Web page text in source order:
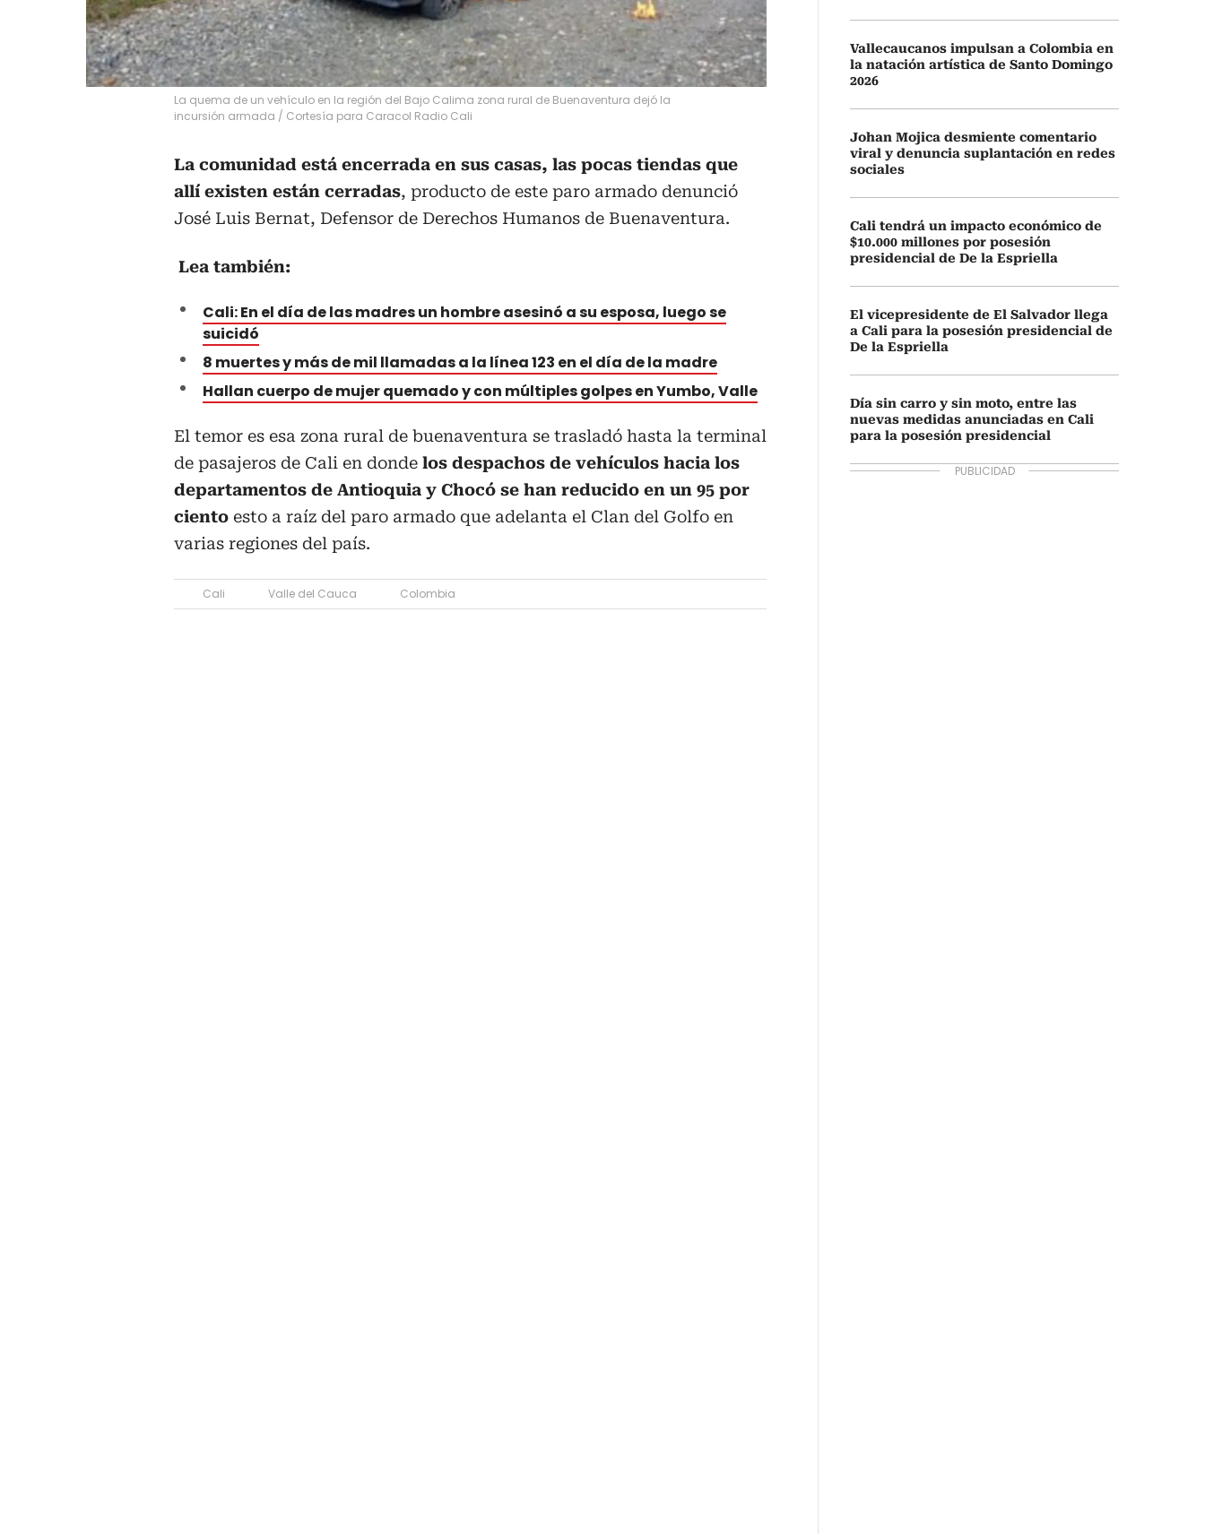
La quema de un vehículo en la región del Bajo Calima zona rural de Buenaventura dejó la
incursión armada / Cortesía para Caracol Radio Cali
La comunidad está encerrada en sus casas, las pocas tiendas que
allí existen están cerradas, producto de este paro armado denunció
José Luis Bernat, Defensor de Derechos Humanos de Buenaventura.
Lea también:
Cali: En el día de las madres un hombre asesinó a su esposa, luego se
suicidó
8 muertes y más de mil llamadas a la línea 123 en el día de la madre
Hallan cuerpo de mujer quemado y con múltiples golpes en Yumbo, Valle
El temor es esa zona rural de buenaventura se trasladó hasta la terminal
de pasajeros de Cali en donde los despachos de vehículos hacia los
departamentos de Antioquia y Chocó se han reducido en un 95 por
ciento esto a raíz del paro armado que adelanta el Clan del Golfo en
varias regiones del país.
Cali Valle del Cauca Colombia
Vallecaucanos impulsan a Colombia en
la natación artística de Santo Domingo
2026
Johan Mojica desmiente comentario
viral y denuncia suplantación en redes
sociales
Cali tendrá un impacto económico de
$10.000 millones por posesión
presidencial de De la Espriella
El vicepresidente de El Salvador llega
a Cali para la posesión presidencial de
De la Espriella
Día sin carro y sin moto, entre las
nuevas medidas anunciadas en Cali
para la posesión presidencial